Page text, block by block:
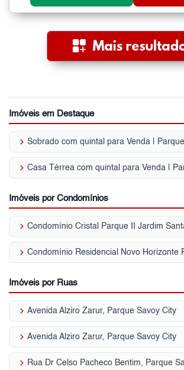
Imóveis em Destaque
keyboard_arrow_right
keyboard_arrow_right
Imóveis por Condomínios
keyboard_arrow_right
keyboard_arrow_right
Imóveis por Ruas
keyboard_arrow_right Avenida Alziro Zarur, Parque Savoy City
keyboard_arrow_right Avenida Alziro Zarur, Parque Savoy City
keyboard_arrow_right Rua Dr Celso Pacheco Bentim, Parque